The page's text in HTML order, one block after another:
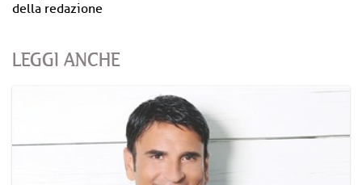
della redazione
LEGGI ANCHE